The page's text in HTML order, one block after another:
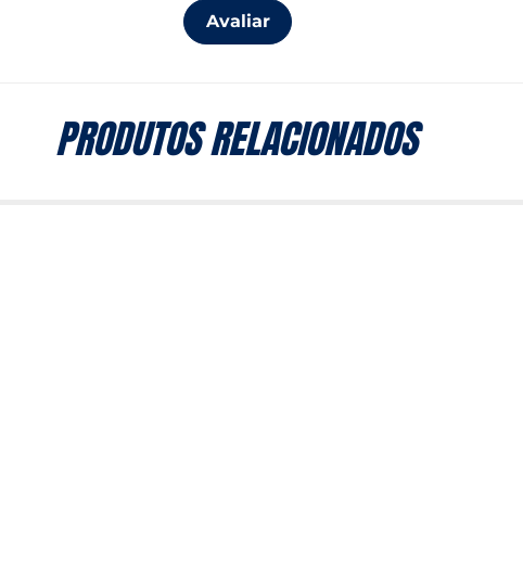
Avaliar
PRODUTOS RELACIONADOS